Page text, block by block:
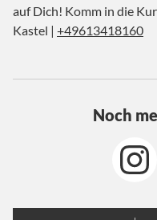
auf Dich! Komm in die
Kastel | +49613418160
Noch